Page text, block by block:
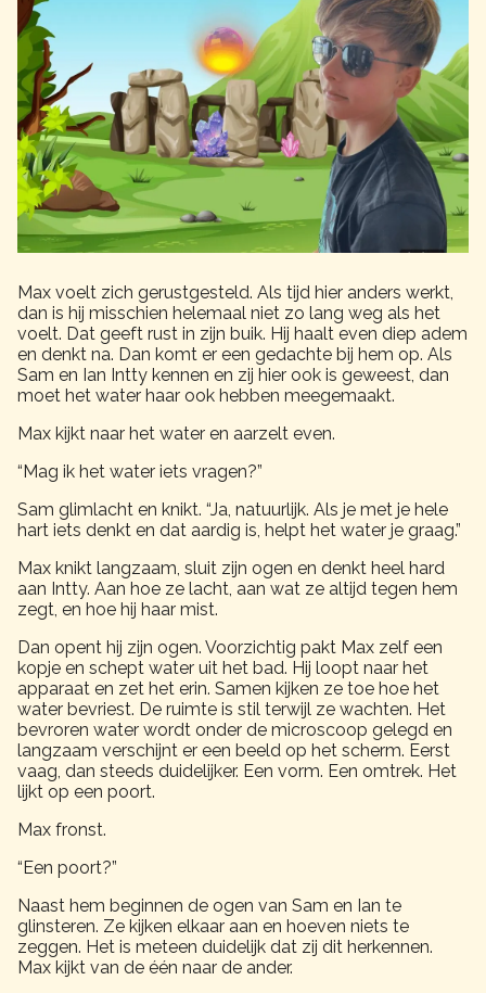
Max voelt zich gerustgesteld. Als tijd hier anders werkt,
dan is hij misschien helemaal niet zo lang weg als het
voelt. Dat geeft rust in zijn buik. Hij haalt even diep adem
en denkt na. Dan komt er een gedachte bij hem op. Als
Sam en Ian Intty kennen en zij hier ook is geweest, dan
moet het water haar ook hebben meegemaakt.
Max kijkt naar het water en aarzelt even.
“Mag ik het water iets vragen?”
Sam glimlacht en knikt. “Ja, natuurlijk. Als je met je hele
hart iets denkt en dat aardig is, helpt het water je graag.”
Max knikt langzaam, sluit zijn ogen en denkt heel hard
aan Intty. Aan hoe ze lacht, aan wat ze altijd tegen hem
zegt, en hoe hij haar mist.
Dan opent hij zijn ogen. Voorzichtig pakt Max zelf een
kopje en schept water uit het bad. Hij loopt naar het
apparaat en zet het erin. Samen kijken ze toe hoe het
water bevriest. De ruimte is stil terwijl ze wachten. Het
bevroren water wordt onder de microscoop gelegd en
langzaam verschijnt er een beeld op het scherm. Eerst
vaag, dan steeds duidelijker. Een vorm. Een omtrek. Het
lijkt op een poort.
Max fronst.
“Een poort?”
Naast hem beginnen de ogen van Sam en Ian te
glinsteren. Ze kijken elkaar aan en hoeven niets te
zeggen. Het is meteen duidelijk dat zij dit herkennen.
Max kijkt van de één naar de ander.